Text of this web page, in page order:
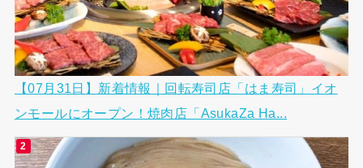
【07月31日】新着情報｜回転寿司店「はま寿司」イオ
ンモールにオープン！焼肉店「AsukaZa Ha...